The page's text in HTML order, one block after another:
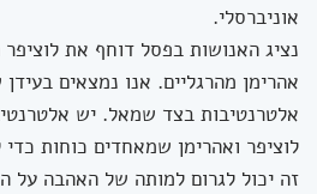
אוניברסלי.
נציג האנושות בפסל דוחף את
אהרימן מהרגליים. אנו נמצאים
אלטרנטיבות בצד שמאל. יש
לוציפר ואהרימן שמאחדים כוחות
זה יכול לגרום למותה של האהבה על